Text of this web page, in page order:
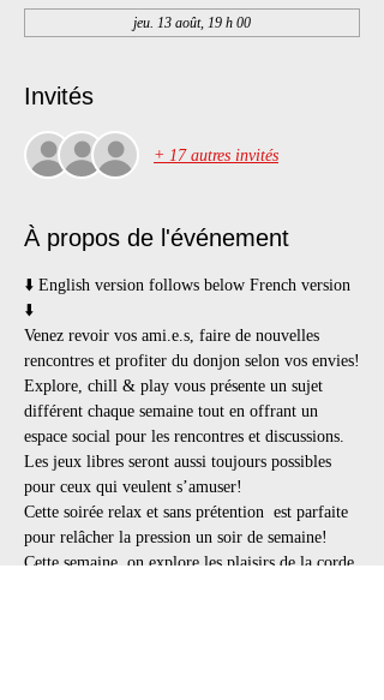
jeu. 13 août, 19 h 00
Invités
+ 17 autres invités
À propos de l'événement
⬇️ English version follows below French version
⬇️
Venez revoir vos ami.e.s, faire de nouvelles
rencontres et profiter du donjon selon vos envies!
Explore, chill & play vous présente un sujet
différent chaque semaine tout en offrant un
espace social pour les rencontres et discussions.
Les jeux libres seront aussi toujours possibles
pour ceux qui veulent s’amuser!
Cette soirée relax et sans prétention  est parfaite
pour relâcher la pression un soir de semaine!
Cette semaine, on explore les plaisirs de la corde